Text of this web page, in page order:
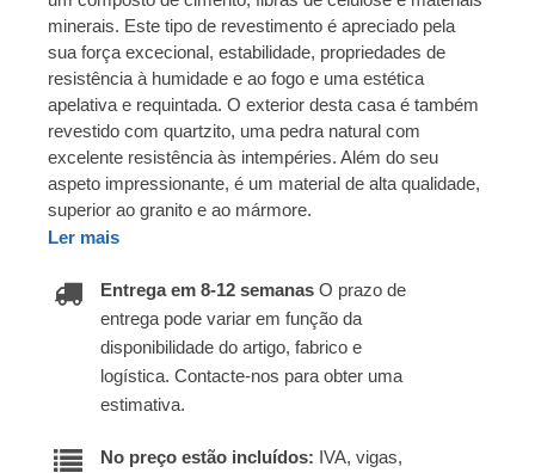
minerais. Este tipo de revestimento é apreciado pela
sua força excecional, estabilidade, propriedades de
resistência à humidade e ao fogo e uma estética
apelativa e requintada. O exterior desta casa é também
revestido com quartzito, uma pedra natural com
excelente resistência às intempéries. Além do seu
aspeto impressionante, é um material de alta qualidade,
superior ao granito e ao mármore.
Ler mais
Entrega em 8-12 semanas O prazo de
entrega pode variar em função da
disponibilidade do artigo, fabrico e
logística. Contacte-nos para obter uma
estimativa.
No preço estão incluídos: IVA, vigas,